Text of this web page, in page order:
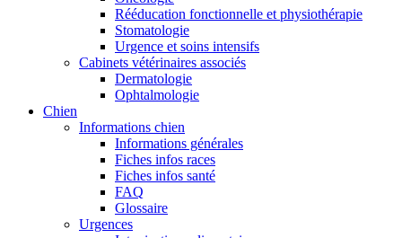
Rééducation fonctionnelle et physiothérapie
Stomatologie
Urgence et soins intensifs
Cabinets vétérinaires associés
Dermatologie
Ophtalmologie
Chien
Informations chien
Informations générales
Fiches infos races
Fiches infos santé
FAQ
Glossaire
Urgences